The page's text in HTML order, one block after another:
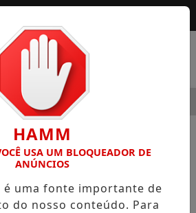
SAMARITANO HIGIENÓPOLIS
PÚBLICA
Barro Branco presta
a oficiais no Dia do
HAMM
USA UM BLOQUEADOR DE
ANÚNCIOS
é uma fonte importante de
do nosso conteúdo. Para